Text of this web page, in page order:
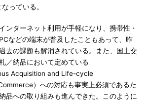
っている。
ンターネット利用が手軽になり、携帯性・
などの端末が普及したこともあって、昨
去の課題も解消されている。また、国土交
／納品において定めている
Acquisition and Life-cycle
）への対応も事実上必須であるた
品への取り組みも進んできた。このように